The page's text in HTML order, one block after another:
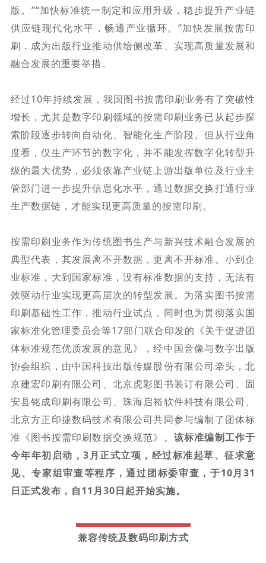
版。”“加快标准统一制定和应用升级，稳步提升产业链
供应链现代化水平，畅通产业循环。”加快发展按需印
刷，成为出版行业推动供给侧改革、实现高质量发展和
融合发展的重要举措。
经过10年持续发展，我国图书按需印刷业务有了突破性
增长，尤其是数字印刷领域的按需印刷业务已从起步探
索阶段逐步转向自动化、智能化生产阶段。但从行业角
度看，仅生产环节的数字化，并不能发挥数字化转型升
级的最大优势，必须依靠产业链上游出版单位及行业主
管部门进一步提升信息化水平，通过数据交换打通行业
生产数据链，才能实现更高质量的按需印刷。
按需印刷业务作为传统图书生产与新兴技术融合发展的
典型代表，其发展离不开数据，更离不开标准。小到企
业标准，大到国家标准，没有标准数据的支持，无法有
效驱动行业实现更高层次的转型发展。为落实图书按需
印刷基础性工作，推动行业试点，同时也为贯彻落实国
家标准化管理委员会等17部门联合印发的《关于促进团
体标准规范优质发展的意见》，经中国音像与数字出版
协会组织，由中国科技出版传媒股份有限公司牵头，北
京建宏印刷有限公司、北京虎彩图书装订有限公司、固
安县铭成印刷有限公司、珠海启裕软件科技有限公司、
北京方正印捷数码技术有限公司共同参与编制了团体标
准《图书按需印刷数据交换规范》。 该标准编制工作于
今年年初启动，3月正式立项，经过标准起草、征求意
见、专家组审查等程序，通过团标委审查，于10月31
日正式发布，自11月30日起开始实施。
兼容传统及数码印刷方式